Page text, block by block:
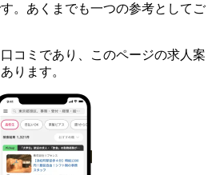
。あくまでも一つの参考としてご
コミであり、このページの求人案
ります。